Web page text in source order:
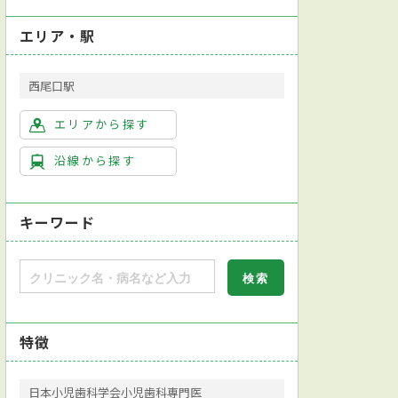
エリア・駅
西尾口駅
エリアから探す
沿線から探す
キーワード
特徴
日本小児歯科学会小児歯科専門医